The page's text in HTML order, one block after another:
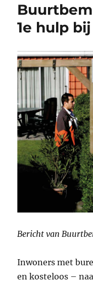
1e hulp
Bericht van
Inwoners met
en kosteloos –